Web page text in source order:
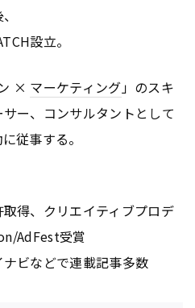
設立。
× マーケティング」のスキ
ー、コンサルタントとして
従事する。
得、クリエイティブプロデ
AdFest受賞
ビなどで連載記事多数